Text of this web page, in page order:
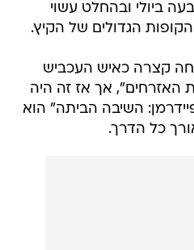
ביולי ובהחלט עשוי
הגדולים של הקיץ.
קצרה כאיש העכביש
אך אז זה היה
השיבה הביתה" הוא
כל הדרך.